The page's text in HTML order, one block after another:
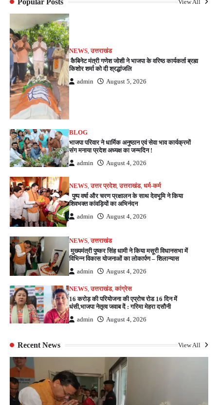
Popular Posts View All
NEWS,उत्तराखंड
कैबिनेट मंत्री गणेश जोशी ने भाजपा के वरिष्ठ कार्यकर्ता ब्रह्म
किशोर शर्मा को दी श्रद्धांजलि
admin August 5, 2026
BLOG
भाजपा परिवार ने धार्मिक अनुष्ठान एवं सेवा भाव कार्यक्रमों
संग मनाया प्रदेश अध्यक्ष का जन्मदिन !
admin August 4, 2026
NEWS,उत्तर प्रदेश,उत्तराखंड,धर्म-कर्म
पुष्प वर्षा और चरण प्रक्षालन के साथ देवभूमि ने किया
शिवभक्त कांवड़ियों का अभिनंदन
admin August 4, 2026
NEWS ,उत्तराखंड
मुख्यमंत्री पुष्कर सिंह धामी ने किया मसूरी विधानसभा में
विभिन्न विकास योजनाओं का लोकार्पण – शिलान्यास
admin August 4, 2026
NEWS,उत्तराखंड,कांग्रेस
16 करोड़ की परियोजना की एप्रोच रोड 16 दिन में
धंसी,भाजपा नेतृत्व जवाब दें : गरिमा मेहरा दसौनी
admin August 4, 2026
Recent News View All